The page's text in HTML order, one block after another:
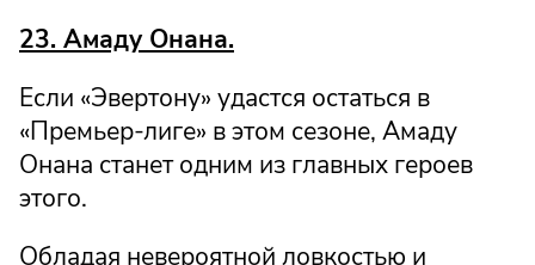
23. Амаду Онана.
Если «Эвертону» удастся остаться в
«Премьер-лиге» в этом сезоне, Амаду
Онана станет одним из главных героев
этого.
Обладая невероятной ловкостью и